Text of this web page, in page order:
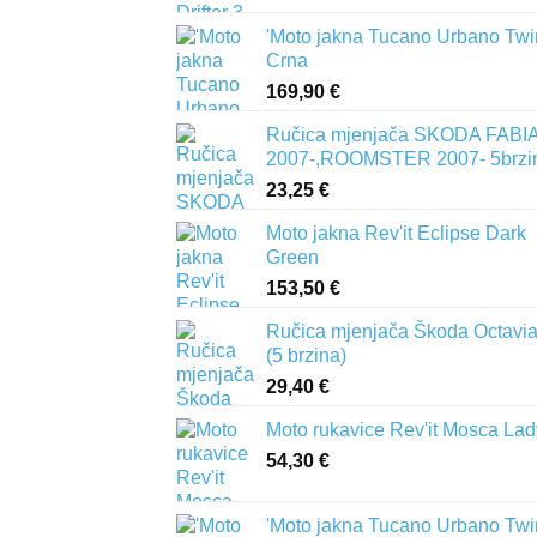
'Moto jakna Tucano Urbano
Crna
169,90 €
Ručica mjenjača SKODA FABIA
2007-,ROOMSTER 2007-
23,25 €
Moto jakna Rev'it Eclipse Dark
Green
153,50 €
Ručica mjenjača Škoda Octavia
(5 brzina)
29,40 €
Moto rukavice Rev'it Mosca
54,30 €
'Moto jakna Tucano Urbano